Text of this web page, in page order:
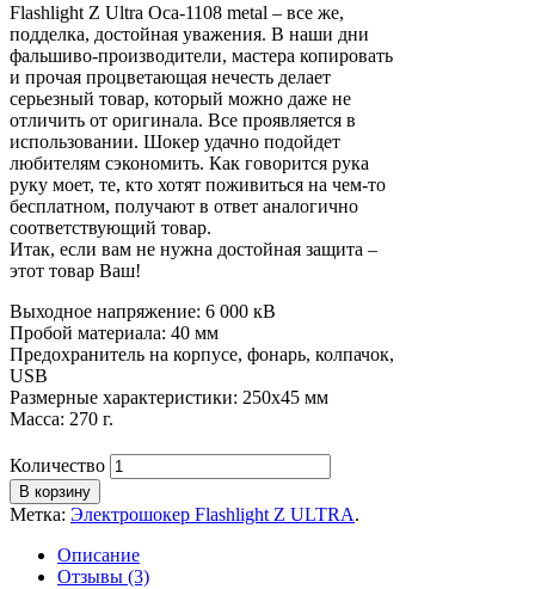
Flashlight Z Ultra Оса-1108 metal – все же,
подделка, достойная уважения. В наши дни
фальшиво-производители, мастера копировать
и прочая процветающая нечесть делает
серьезный товар, который можно даже не
отличить от оригинала. Все проявляется в
использовании. Шокер удачно подойдет
любителям сэкономить. Как говорится рука
руку моет, те, кто хотят поживиться на чем-то
бесплатном, получают в ответ аналогично
соответствующий товар.
Итак, если вам не нужна достойная защита –
этот товар Ваш!
Выходное напряжение: 6 000 кВ
Пробой материала: 40 мм
Предохранитель на корпусе, фонарь, колпачок,
USB
Размерные характеристики: 250х45 мм
Масса: 270 г.
Количество
В корзину
Метка: Электрошокер Flashlight Z ULTRA.
Описание
Отзывы (3)